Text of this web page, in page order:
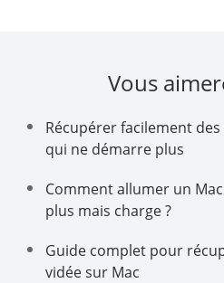
Vous
Récupérer facilement
qui ne démarre plus
Comment allumer un
plus mais charge ?
Guide complet pour
vidée sur Mac